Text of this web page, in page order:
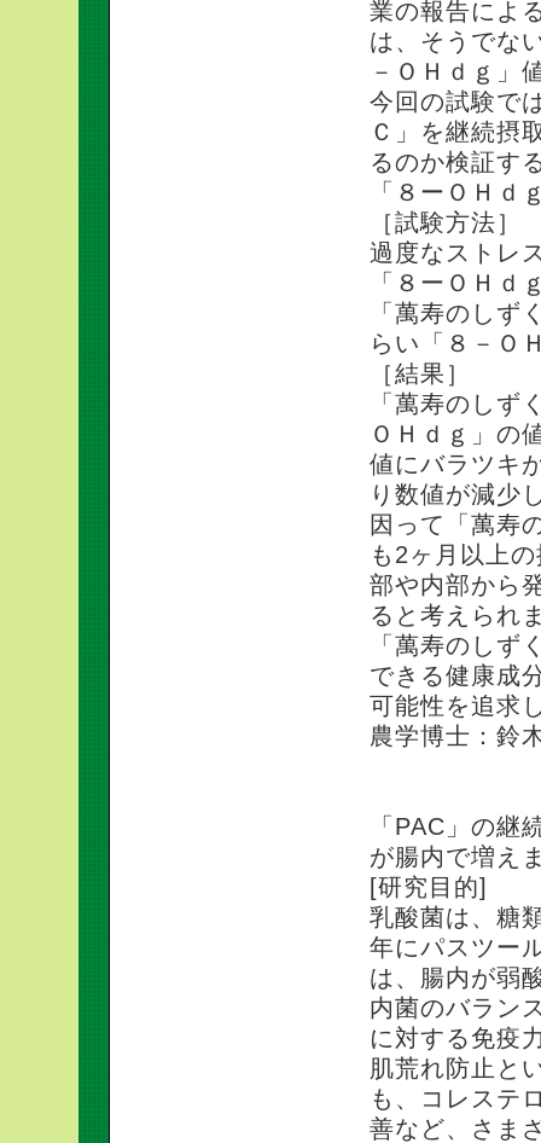
業の報告によ
は、そうでな
－ＯＨｄｇ」
今回の試験で
Ｃ」を継続摂
るのか検証す
「８ーＯＨｄ
［試験方法］
過度なストレ
「８ーＯＨｄ
「萬寿のしず
らい「８－Ｏ
［結果］
「萬寿のしず
ＯＨｄｇ」の
値にバラツキ
り数値が減少
因って「萬寿
も2ヶ月以上
部や内部から
ると考えられ
「萬寿のしず
できる健康成
可能性を追求
農学博士：鈴
「PAC」の継
が腸内で増え
[研究目的]
乳酸菌は、糖
年にパスツー
は、腸内が弱
内菌のバラン
に対する免疫
肌荒れ防止と
も、コレステ
善など、さま